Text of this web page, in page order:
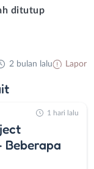
ditutup
2 bulan lalu Lapor
1 hari lalu